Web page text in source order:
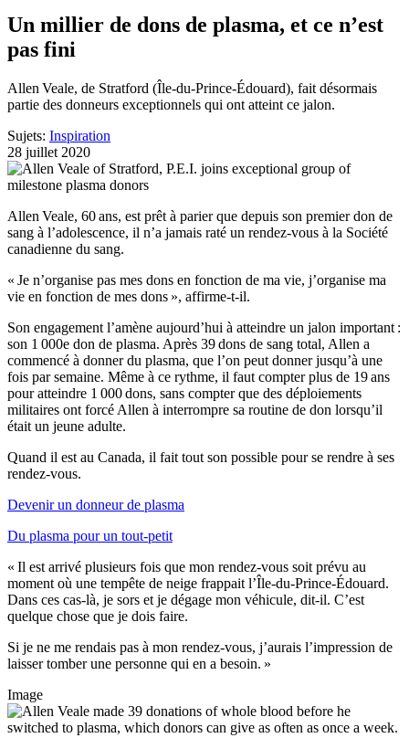
Un millier de dons de plasma, et ce n’est
pas fini
Allen Veale, de Stratford (Île-du-Prince-Édouard), fait désormais
partie des donneurs exceptionnels qui ont atteint ce jalon.
Sujets: Inspiration
28 juillet 2020
Allen Veale, 60 ans, est prêt à parier que depuis son premier don de
sang à l’adolescence, il n’a jamais raté un rendez-vous à la Société
canadienne du sang.
« Je n’organise pas mes dons en fonction de ma vie, j’organise ma
vie en fonction de mes dons », affirme-t-il.
Son engagement l’amène aujourd’hui à atteindre un jalon important :
son 1 000e don de plasma. Après 39 dons de sang total, Allen a
commencé à donner du plasma, que l’on peut donner jusqu’à une
fois par semaine. Même à ce rythme, il faut compter plus de 19 ans
pour atteindre 1 000 dons, sans compter que des déploiements
militaires ont forcé Allen à interrompre sa routine de don lorsqu’il
était un jeune adulte.
Quand il est au Canada, il fait tout son possible pour se rendre à ses
rendez-vous.
Devenir un donneur de plasma
Du plasma pour un tout-petit
« Il est arrivé plusieurs fois que mon rendez-vous soit prévu au
moment où une tempête de neige frappait l’Île-du-Prince-Édouard.
Dans ces cas-là, je sors et je dégage mon véhicule, dit-il. C’est
quelque chose que je dois faire.
Si je ne me rendais pas à mon rendez-vous, j’aurais l’impression de
laisser tomber une personne qui en a besoin. »
Image